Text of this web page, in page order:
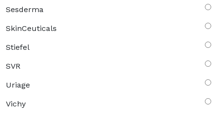
Sesderma
SkinCeuticals
Stiefel
SVR
Uriage
Vichy